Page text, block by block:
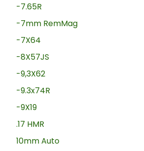
-7.65R
-7mm RemMag
-7X64
-8X57JS
-9,3X62
-9.3x74R
-9X19
.17 HMR
10mm Auto